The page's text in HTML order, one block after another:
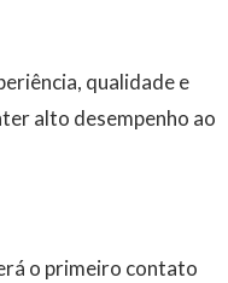
qualidade e
alto desempenho ao
o primeiro contato